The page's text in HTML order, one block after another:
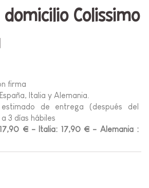
Colissimo
firma
Italia y Alemania.
de entrega (después del
3 días hábiles
17,90 € - Italia: 17,90 € - Alemania :